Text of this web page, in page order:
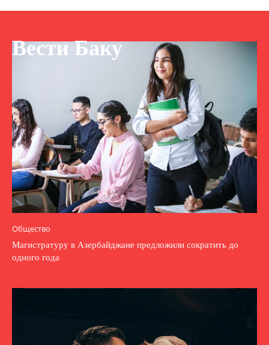
Вести Баку
Общество
Магистратуру в Азербайджане предложили сократить до
одного года